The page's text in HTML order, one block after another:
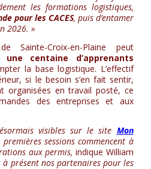
les formations logistiques,
pour les CACES, puis d’entamer
2026. »
Sainte-Croix-en-Plaine peut
une centaine d’apprenants
la base logistique. L’effectif
si le besoin s’en fait sentir,
organisées en travail posté, ce
des entreprises et aux
visibles sur le site Mon
sessions commencent à
aux permis, indique William
à présent nos partenaires pour les